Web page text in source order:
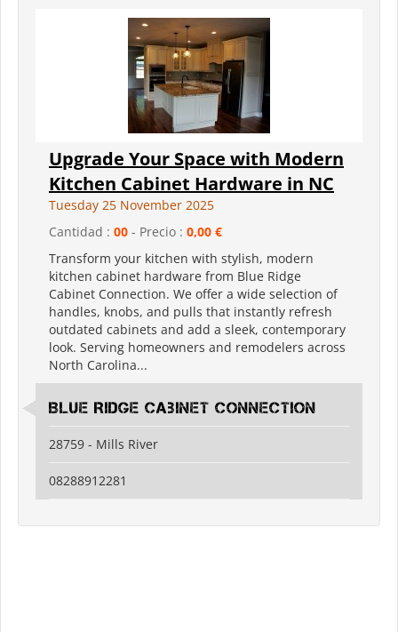
Upgrade Your Space with Modern
Kitchen Cabinet Hardware in NC
Tuesday 25 November 2025
Cantidad : 00 - Precio : 0,00 €
Transform your kitchen with stylish, modern
kitchen cabinet hardware from Blue Ridge
Cabinet Connection. We offer a wide selection of
handles, knobs, and pulls that instantly refresh
outdated cabinets and add a sleek, contemporary
look. Serving homeowners and remodelers across
North Carolina...
Blue Ridge Cabinet Connection
28759 - Mills River
08288912281